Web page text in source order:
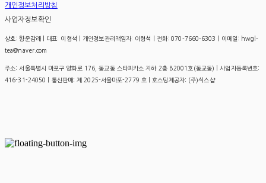
개인정보처리방침
사업자정보확인
상호: 향운감래 | 대표: 이형석 | 개인정보관리책임자: 이형석 | 전화: 070-7660-6303 | 이메일: hwgl-
tea@naver.com
주소: 서울특별시 마포구 양화로 176, 동교동 스타피카소 지하 2층 B2001호(동교동) | 사업자등록번호:
416-31-24050
| 통신판매:제 2025-서울마포-2779 호 | 호스팅제공자: (주)식스샵